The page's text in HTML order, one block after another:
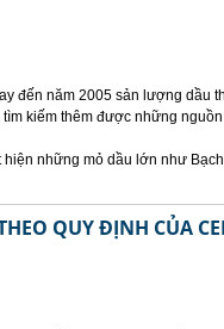
đến năm 2005 sản lượng dầu
kiếm thêm được những
những mỏ dầu lớn như
QUY ĐỊNH CỦA